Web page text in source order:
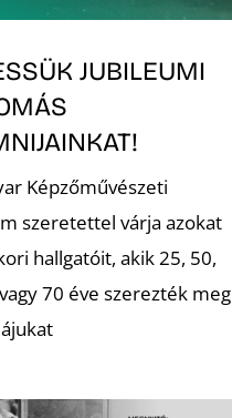
JUBILEUMI
Képzőművészeti
szeretettel várja azokat
hallgatóit, akik 25, 50,
70 éve szerezték meg